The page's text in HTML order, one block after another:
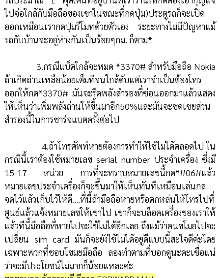
ไปจ่อใกล้กับมือถือของเขาในขณะที่กดปุ่ม)ประตูรถก็จะเปิด
ออกเหมือนเรากดปุ่มรีโมทด้วยตัวเอง ระยะทางไม่มีปัญหาแม้
รถกับบ้านจะอยู่ห่างกันเป็นร้อยๆกม. ก็ตาม*
3.กรณีแบ็ตใกล้จะหมด *3370# สำหรับมือถือ Nokia
ถ้าเกิดถ่านเหลือน้อยเต็มทีจนใกล้ดับแต่เราจำเป็นต้องโทร
ออกให้กด*3370# มันจะรีดพลังสำรองที่ซ่อนออกมาแล้วแสดง
ให้เห็นว่าเพิ่มพลังถ่านให้ขึ้นมาอีก50%และมันจะชดเชยส่วน
สำรองนี้ในการชาร์จแบตครั้งต่อไป
4.ถ้าโทรศัพท์หายต้องการทำให้ใช้ไม่ได้ตลอดไป ใน
กรณีนี้เราต้องใช้หมายเลข serial number ประจำเครื่อง ซึ่งมี
15-17 หน่วย การที่จะทราบหมายเลขนี้กด*#06#แล้ว
หมายเลขประจำเครื่องก็จะขึ้นมาให้เห็นทันทีเหมือนเล่นกล
จดไว้แล้วเก็บไว้ให้ดี....ที่นี้ถ้ามือถือหายหรือตกหล่นให้โทรไปที่
ศูนย์แล้วแจ้งหมายเลขให้เขาไป เขาก็จะบล็อคเครื่องของเราให้
แล้วทีนี้มือถือที่หายไปจะใช้ไม่ได้อีกเลย ถึงแม้ว่าคนขโมยไปจะ
เปลี่ยน sim card มันก็จะยังใช้ไม่ได้อยู่ดีแบบนี้สะใจดีค่ะโดย
เฉพาะพวกที่ชอบโขมยมือถือ ลองทำตามที่บอกดูนะคะเชื่อแน่
ว่าจะมีประโยชน์ไม่มากก็น้อยแหละค่ะ